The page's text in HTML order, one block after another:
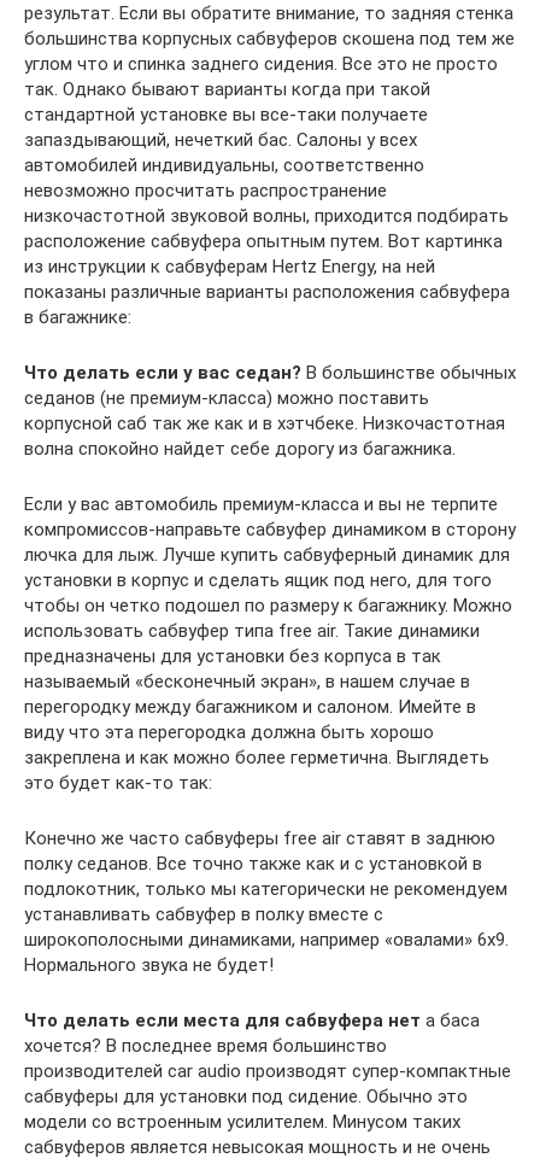
результат. Если вы обратите внимание, то задняя стенка
большинства корпусных сабвуферов скошена под тем же
углом что и спинка заднего сидения. Все это не просто
так. Однако бывают варианты когда при такой
стандартной установке вы все-таки получаете
запаздывающий, нечеткий бас. Салоны у всех
автомобилей индивидуальны, соответственно
невозможно просчитать распространение
низкочастотной звуковой волны, приходится подбирать
расположение сабвуфера опытным путем. Вот картинка
из инструкции к сабвуферам Hertz Energy, на ней
показаны различные варианты расположения сабвуфера
в багажнике:
Что делать если у вас седан? В большинстве обычных
седанов (не премиум-класса) можно поставить
корпусной саб так же как и в хэтчбеке. Низкочастотная
волна спокойно найдет себе дорогу из багажника.
Если у вас автомобиль премиум-класса и вы не терпите
компромиссов-направьте сабвуфер динамиком в сторону
лючка для лыж. Лучше купить сабвуферный динамик для
установки в корпус и сделать ящик под него, для того
чтобы он четко подошел по размеру к багажнику. Можно
использовать сабвуфер типа free air. Такие динамики
предназначены для установки без корпуса в так
называемый «бесконечный экран», в нашем случае в
перегородку между багажником и салоном. Имейте в
виду что эта перегородка должна быть хорошо
закреплена и как можно более герметична. Выглядеть
это будет как-то так:
Конечно же часто сабвуферы free air ставят в заднюю
полку седанов. Все точно также как и с установкой в
подлокотник, только мы категорически не рекомендуем
устанавливать сабвуфер в полку вместе с
широкополосными динамиками, например «овалами» 6х9.
Нормального звука не будет!
Что делать если места для сабвуфера нет а баса
хочется? В последнее время большинство
производителей car audio производят супер-компактные
сабвуферы для установки под сидение. Обычно это
модели со встроенным усилителем. Минусом таких
сабвуферов является невысокая мощность и не очень